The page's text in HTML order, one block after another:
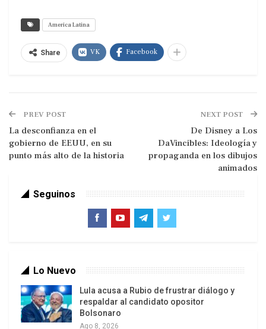
identificaba y, con cambios adaptativos a
través de los siglos, muchas de ellas hoy están
vigentes.
en una acción genocida y depredadora que
habitantes originarios, destruyendo además sus
patrimonios culturales.
America Latina
Share VK Facebook
PREV POST
La desconfianza en el
gobierno de EEUU, en su
punto más alto de la historia
NEXT POST
De Disney a Los
DaVincibles: Ideología y
propaganda en los dibujos
animados
Seguinos
Lo Nuevo
Lula acusa a Rubio de frustrar diálogo y
respaldar al candidato opositor
Bolsonaro
Ago 8, 2026